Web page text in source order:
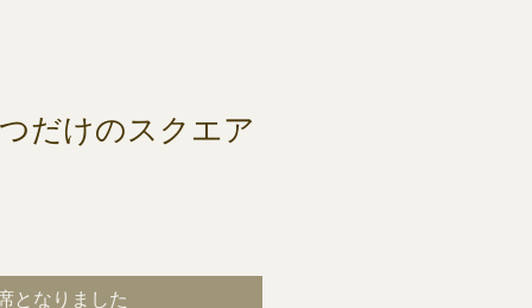
だけのスクエア
となりました